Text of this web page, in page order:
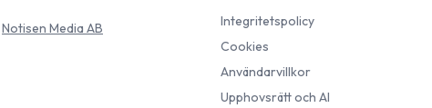
Notisen Media AB
Integritetspolicy
Cookies
Användarvillkor
Upphovsrätt och AI